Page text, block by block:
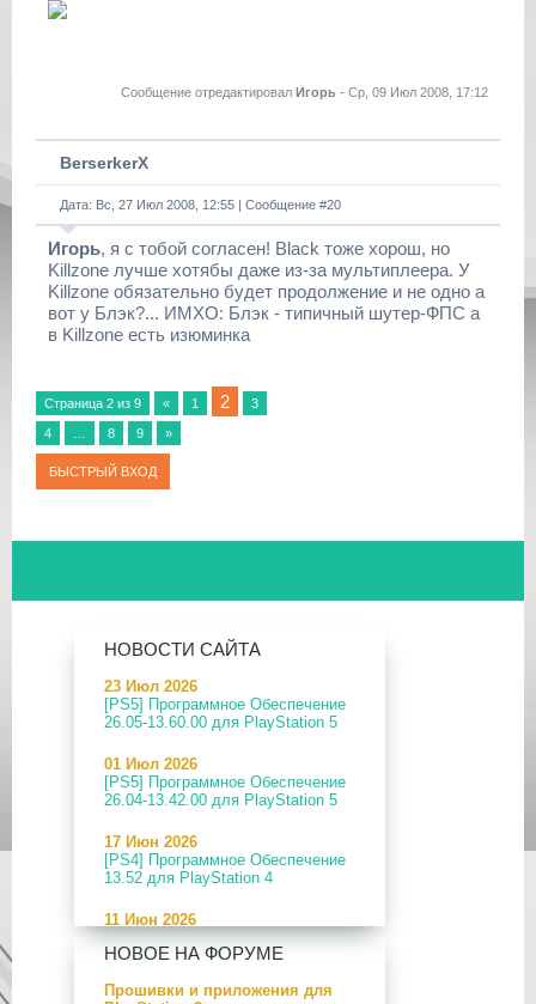
Сообщение отредактировал Игорь - Ср, 09 Июл 2008, 17:12
BerserkerX
Дата: Вс, 27 Июл 2008, 12:55 | Сообщение #20
Игорь, я с тобой согласен! Black тоже хорош, но
Killzone лучше хотябы даже из-за мультиплеера. У
Killzone обязательно будет продолжение и не одно а
вот у Блэк?... ИМХО: Блэк - типичный шутер-ФПС а
в Killzone есть изюминка
Страница 2 из 9 « 1 2 3
4 8 9 »
НОВОСТИ САЙТА
23 Июл 2026
[PS5] Программное Обеспечение
26.05-13.60.00 для PlayStation 5
01 Июл 2026
[PS5] Программное Обеспечение
26.04-13.42.00 для PlayStation 5
17 Июн 2026
[PS4] Программное Обеспечение
13.52 для PlayStation 4
11 Июн 2026
[PS5] Программное Обеспечение
26.04-13.40.00 для PlayStation 5
24 Апр 2026
НОВОЕ НА ФОРУМЕ
Прошивки и приложения для